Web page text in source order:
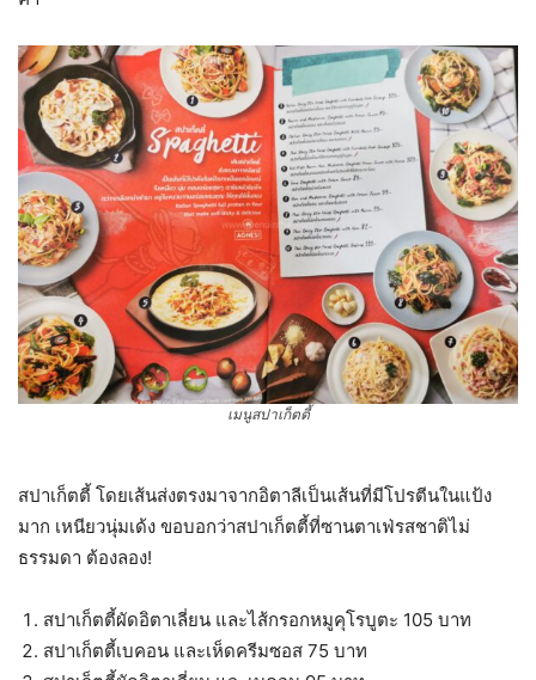
เมนูสปาเก็ตตี้
สปาเก็ตตี้ โดยเส้นส่งตรงมาจากอิตาลีเป็นเส้นที่มีโปรตีนในแป้ง
มาก เหนียวนุ่มเด้ง ขอบอกว่าสปาเก็ตตี้ที่ซานตาเฟ่รสชาติไม่
ธรรมดา ต้องลอง!
สปาเก็ตตี้ผัดอิตาเลี่ยน และไส้กรอกหมูคุโรบูตะ 105 บาท
สปาเก็ตตี้เบคอน และเห็ดครีมซอส 75 บาท